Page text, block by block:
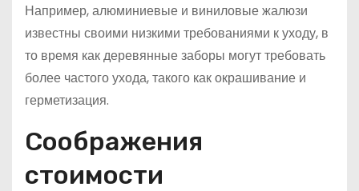
Например, алюминиевые и виниловые жалюзи
известны своими низкими требованиями к уходу, в
то время как деревянные заборы могут требовать
более частого ухода, такого как окрашивание и
герметизация.
Соображения
стоимости